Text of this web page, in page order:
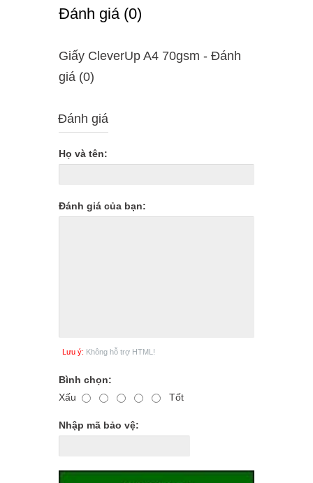
Ðánh giá (0)
Giấy CleverUp A4 70gsm - Ðánh
giá (0)
Đánh giá
Họ và tên:
Đánh giá của bạn:
Lưu ý: Không hỗ trợ HTML!
Bình chọn:
Xấu
Tốt
Nhập mã bảo vệ: